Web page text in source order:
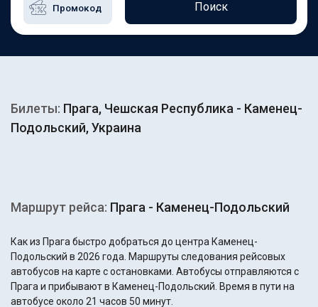
Поиск
Билеты: Прага, Чешская Республика - Каменец-
Подольский, Украина
Маршрут рейса: Прага - Каменец-Подольский
Как из Прага быстро добраться до центра Каменец-
Подольский в 2026 года. Маршруты следования рейсовых
автобусов на карте с остановками. Автобусы отправляются с
Прага и прибывают в Каменец-Подольский. Время в пути на
автобусе около 21 часов 50 минут.